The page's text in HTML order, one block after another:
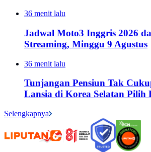
36 menit lalu
Jadwal Moto3 Inggris 2026
Streaming, Minggu 9 Agustus
36 menit lalu
Tunjangan Pensiun Tak
Lansia di Korea Selatan Pilih
Selengkapnya